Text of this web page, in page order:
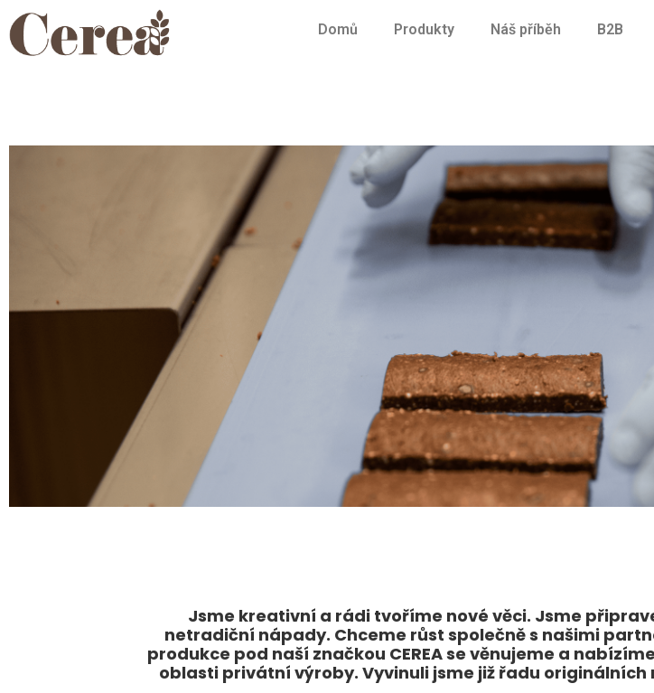
Domů Produkty Náš příběh B2B
Jsme kreativní a rádi tvoříme nové věci. Jsme
netradiční nápady. Chceme růst společně s našimi
produkce pod naší značkou CEREA se věnujeme a
oblasti privátní výroby. Vyvinuli jsme již řadu